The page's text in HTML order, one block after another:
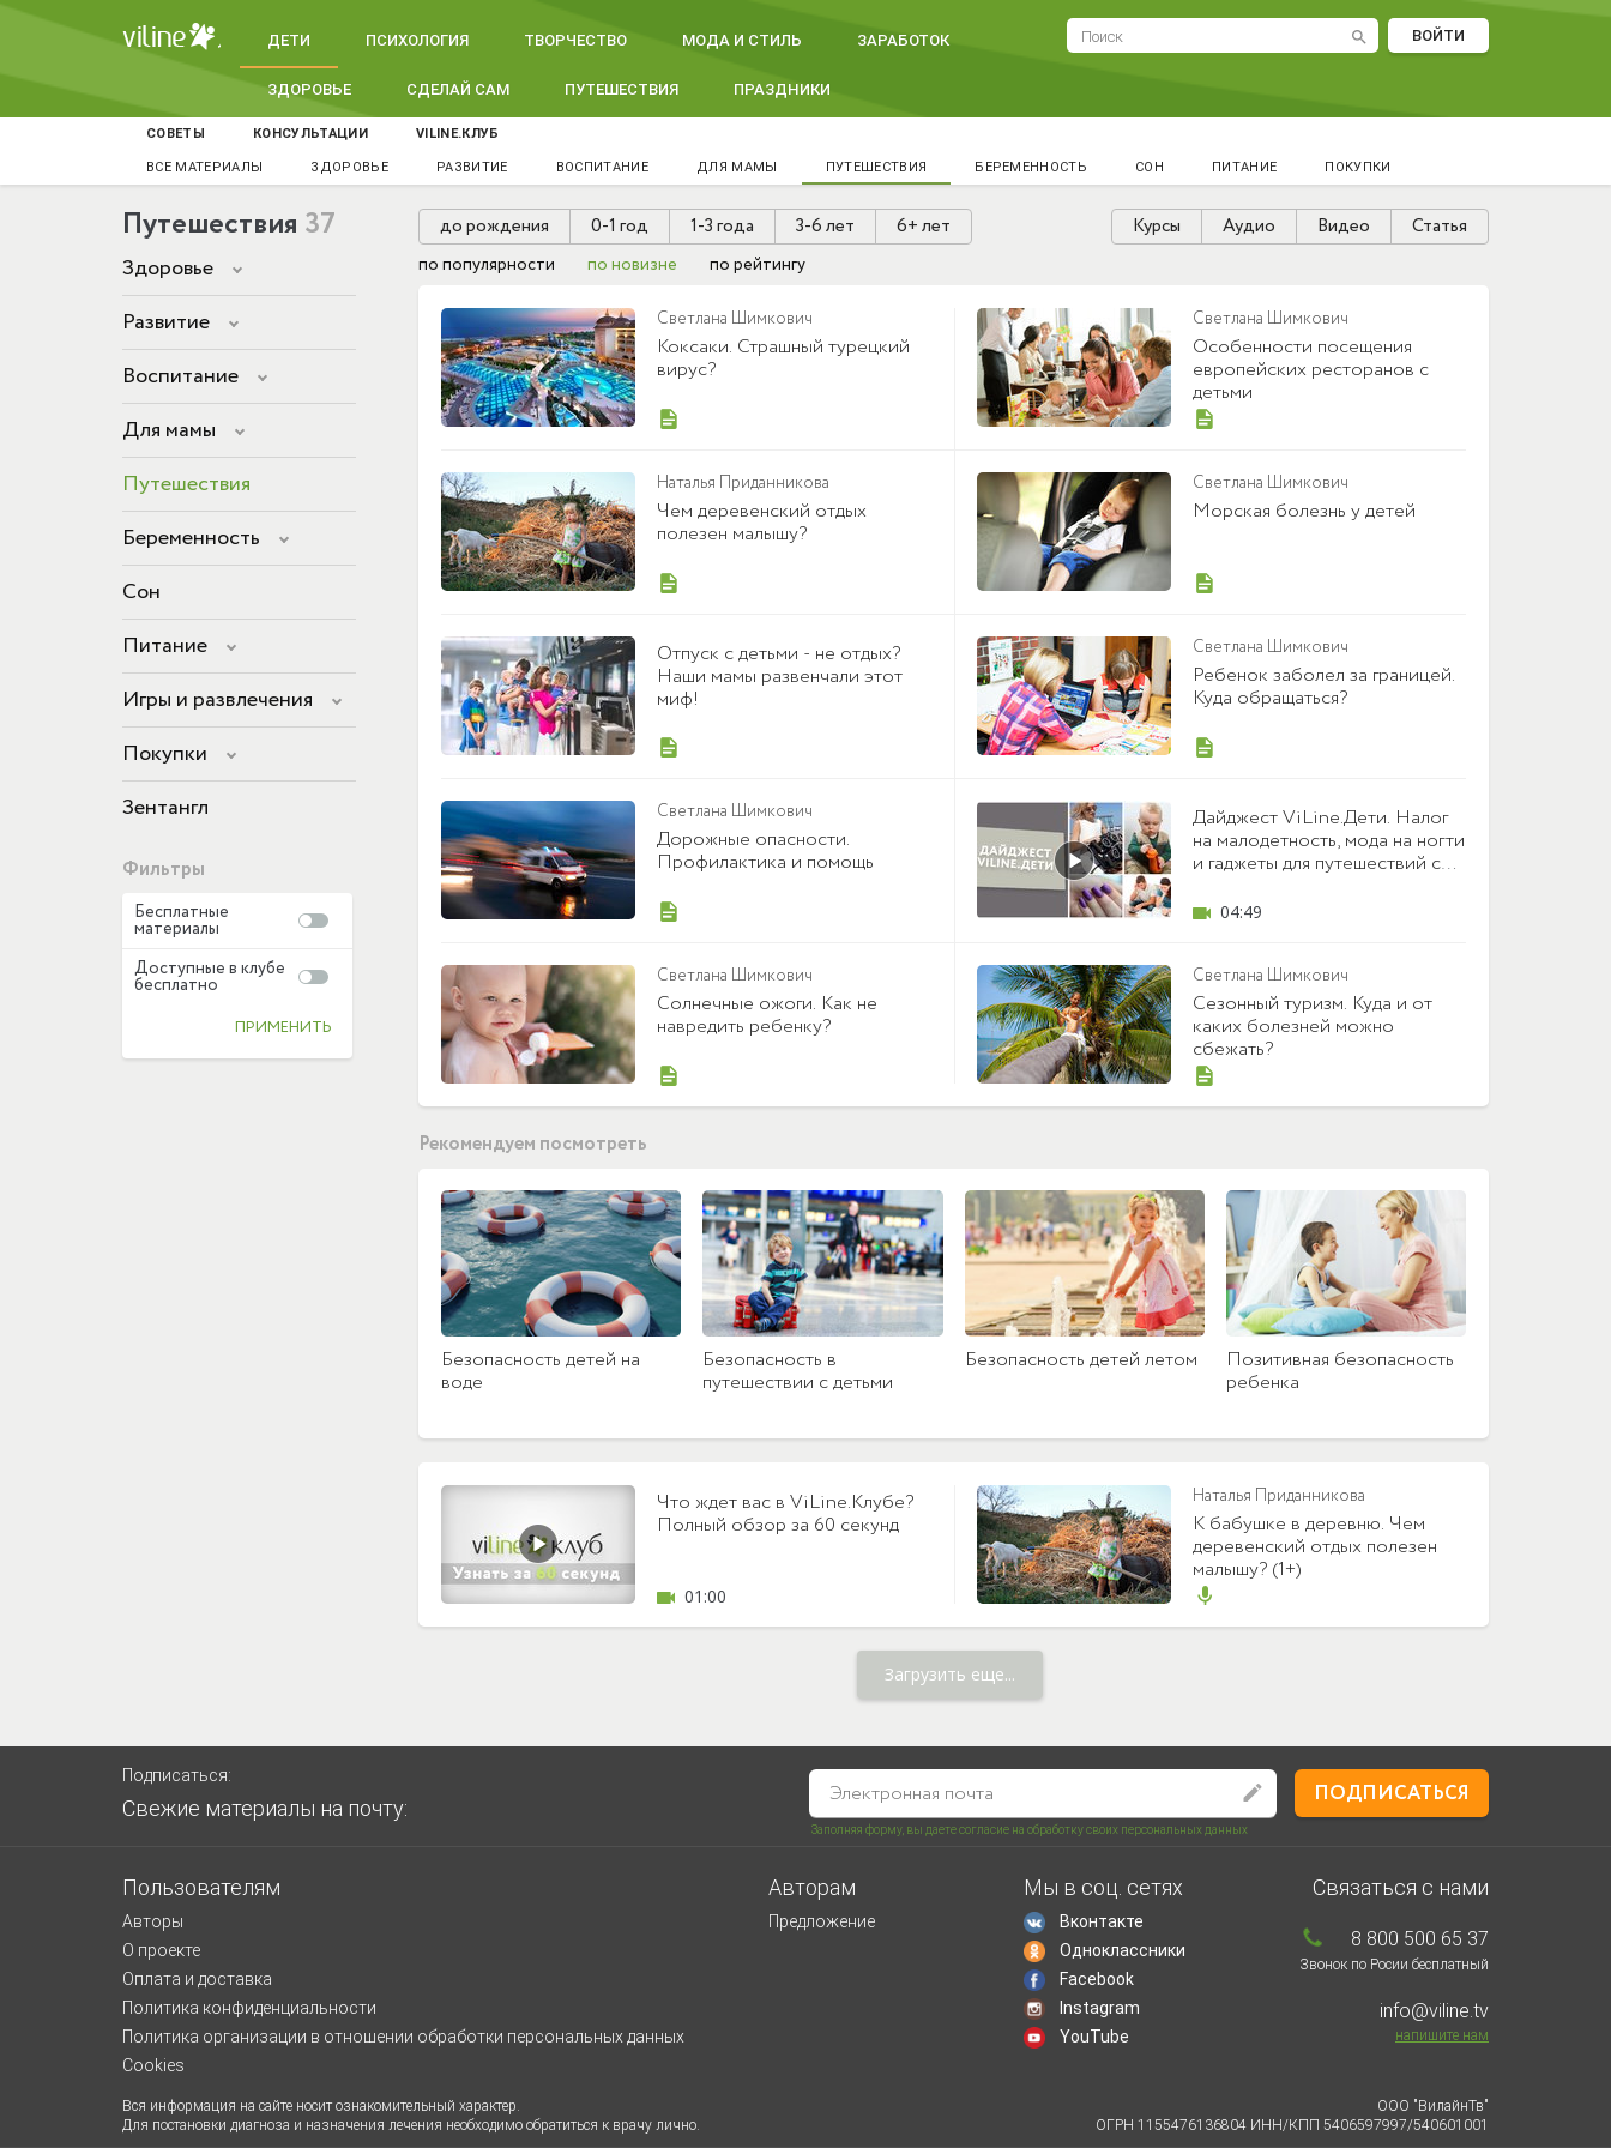
ДЕТИ ПСИХОЛОГИЯ ТВОРЧЕСТВО МОДА И СТИЛЬ ЗАРАБОТОК
ЗДОРОВЬЕ СДЕЛАЙ САМ ПУТЕШЕСТВИЯ ПРАЗДНИКИ
search ВОЙТИ
СОВЕТЫ КОНСУЛЬТАЦИИ VILINE.КЛУБ
ВСЕ МАТЕРИАЛЫ ЗДОРОВЬЕ РАЗВИТИЕ ВОСПИТАНИЕ ДЛЯ МАМЫ ПУТЕШЕСТВИЯ БЕРЕМЕННОСТЬ СОН ПИТАНИЕ ПОКУПКИ
Путешествия 37
Здоровье
Развитие
Воспитание
Для мамы
Путешествия
Беременность
Сон
Питание
Игры и развлечения
Покупки
Зентангл
Фильтры
Бесплатные
материалы
Доступные в клубе
бесплатно
ПРИМЕНИТЬ
до рождения 0-1 год 1-3 года 3-6 лет 6+ лет Курсы Аудио Видео Статья
по популярности по новизне по рейтингу
Светлана Шимкович
Коксаки. Страшный турецкий
вирус?
Светлана Шимкович
Особенности посещения
европейских ресторанов с
детьми
Наталья Приданникова
Чем деревенский отдых
полезен малышу?
Светлана Шимкович
Морская болезнь у детей
Отпуск с детьми - не отдых?
Наши мамы развенчали этот
миф!
Светлана Шимкович
Ребенок заболел за границей.
Куда обращаться?
Светлана Шимкович
Дорожные опасности.
Профилактика и помощь
Дайджест ViLine.Дети. Налог
на малодетность, мода на ногти
и гаджеты для путешествий с
04:49
Светлана Шимкович
Солнечные ожоги. Как не
навредить ребенку?
Светлана Шимкович
Сезонный туризм. Куда и от
каких болезней можно
сбежать?
Рекомендуем посмотреть
Безопасность детей на
воде
Безопасность в
путешествии с детьми
Безопасность детей летом
Позитивная безопасность
ребенка
Что ждет вас в ViLine.Клубе?
Полный обзор за 60 секунд
01:00
Наталья Приданникова
К бабушке в деревню. Чем
деревенский отдых полезен
малышу? (1+)
Загрузить еще...
Подписаться:
Свежие материалы на почту:
ПОДПИСАТЬСЯ
Заполняя форму, вы даете согласие на обработку своих персональных данных
Пользователям
Авторы
О проекте
Оплата и доставка
Политика конфиденциальности
Политика организации в отношении обработки персональных данных
Cookies
Авторам
Предложение
Мы в соц. сетях
Вконтакте
Одноклассники
Facebook
Instagram
YouTube
Связаться с нами
8 800 500 65 37
Звонок по Росии бесплатный
info@viline.tv
напишите нам
Вся информация на сайте носит ознакомительный характер.
Для постановки диагноза и назначения лечения необходимо обратиться к врачу лично.
ООО "ВилайнТв"
ОГРН 1155476136804 ИНН/КПП 5406597997/540601001